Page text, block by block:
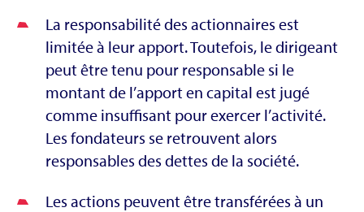
La responsabilité des actionnaires est
limitée à leur apport. Toutefois, le dirigeant
peut être tenu pour responsable si le
montant de l’apport en capital est jugé
comme insuffisant pour exercer l’activité.
Les fondateurs se retrouvent alors
responsables des dettes de la société.
Les actions peuvent être transférées à un